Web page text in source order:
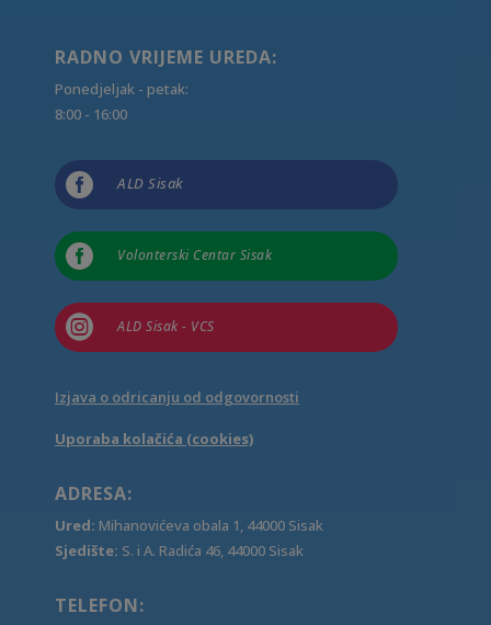
RADNO VRIJEME UREDA:
Ponedjeljak - petak:
8:00 - 16:00
 ALD Sisak
 Volonterski Centar Sisak
 ALD Sisak - VCS
Izjava o odricanju od odgovornosti
Uporaba kolačića (cookies)
ADRESA:
Ured: Mihanovićeva obala 1, 44000 Sisak
Sjedište: S. i A. Radića 46, 44000 Sisak
TELEFON: